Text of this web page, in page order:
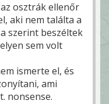
osztrák ellenőr
aki nem találta a
szerint beszéltek
sem volt
ismerte el, és
ami
nonsense.